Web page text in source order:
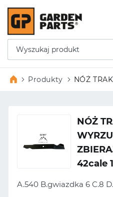
Produkty
NÓŻ
NÓŻ
42cale
A.540 B.gwiazdka 6 C.8